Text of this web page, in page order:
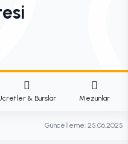
& Burslar Mezunlar
Güncelleme: 25.06.2025